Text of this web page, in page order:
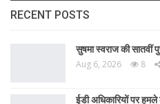
RECENT POSTS
सुषमा स्वराज की सातवीं
Aug 6, 2026 8
ईडी अधिकारियों पर